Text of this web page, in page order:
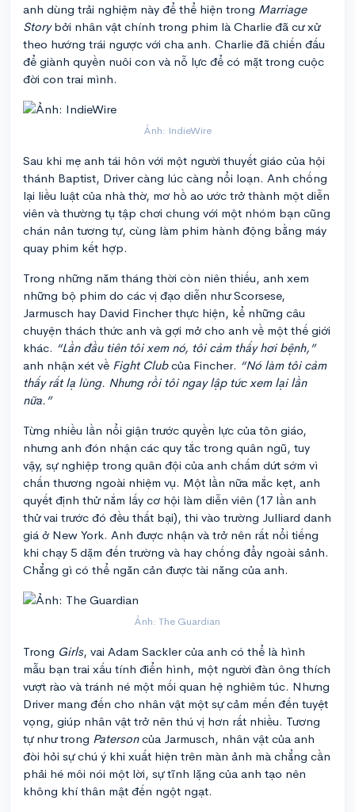
anh dùng trải nghiệm này để thể hiện trong Marriage
Storybởi nhân vật chính trong phim là Charlie đã cư xử
theo hướng trái ngược với cha anh. Charlie đã chiến đấu
để giành quyền nuôi con và nỗ lực để có mặt trong cuộc
đời con trai mình.
Ảnh: IndieWire
Sau khi mẹ anh tái hôn với một người thuyết giáo của hội
thánh Baptist, Driver càng lúc càng nổi loạn. Anh chống
lại liều luật của nhà thờ, mơ hồ ao ước trở thành một diễn
viên và thường tụ tập chơi chung với một nhóm bạn cũng
chán nản tương tự, cùng làm phim hành động bằng máy
quay phim kết hợp.
Trong những năm tháng thời còn niên thiếu, anh xem
những bộ phim do các vị đạo diễn như Scorsese,
Jarmusch hay David Fincher thực hiện, kể những câu
chuyện thách thức anh và gợi mở cho anh về một thế giới
khác. “Lần đầu tiên tôi xem nó, tôi cảm thấy hơi bệnh,”
anh nhận xét về Fight Clubcủa Fincher. “Nó làm tôi cảm
thấy rất lạ lùng. Nhưng rồi tôi ngay lập tức xem lại lần
nữa.”
Từng nhiều lần nổi giận trước quyền lực của tôn giáo,
nhưng anh đón nhận các quy tắc trong quân ngũ, tuy
vậy, sự nghiệp trong quân đội của anh chấm dứt sớm vì
chấn thương ngoài nhiệm vụ. Một lần nữa mắc kẹt, anh
quyết định thử nắm lấy cơ hội làm diễn viên (17 lần anh
thử vai trước đó đều thất bại), thi vào trường Julliard danh
giá ở New York. Anh được nhận và trở nên rất nổi tiếng
khi chạy 5 dặm đến trường và hay chống đẩy ngoài sảnh.
Chẳng gì có thể ngăn cản được tài năng của anh.
Ảnh: The Guardian
Trong Girls, vai Adam Sackler của anh có thể là hình
mẫu bạn trai xấu tính điển hình, một người đàn ông thích
vượt rào và tránh né một mối quan hệ nghiêm túc. Nhưng
Driver mang đến cho nhân vật một sự cảm mến đến tuyệt
vọng, giúp nhân vật trở nên thú vị hơn rất nhiều. Tương
tự như trong Patersoncủa Jarmusch, nhân vật của anh
đòi hỏi sự chú ý khi xuất hiện trên màn ảnh mà chẳng cần
phải hé môi nói một lời, sự tĩnh lặng của anh tạo nên
không khí thân mật đến ngột ngạt.